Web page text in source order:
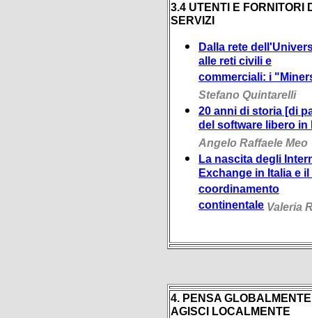
3.4 UTENTI E FORNITORI
SERVIZI
Dalla rete
alle reti civili e
commerciali: i
Stefano Quintarelli
20 anni di storia [di
del software libero in
Angelo Raffaele Meo
La nascita degli
Exchange in Italia e
coordinamento
continentale Valeria
4. PENSA GLOBALMENTE
AGISCI LOCALMENTE